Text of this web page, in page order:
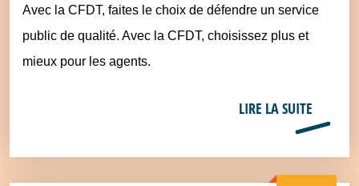
Avec la CFDT, faites le choix de défendre un service
public de qualité. Avec la CFDT, choisissez plus et
mieux pour les agents.
LIRE LA SUITE